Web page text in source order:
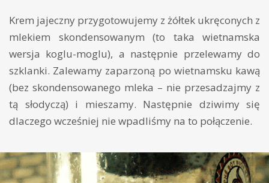
Krem jajeczny przygotowujemy z żółtek ukręconych z
mlekiem skondensowanym (to taka wietnamska
wersja koglu-moglu), a następnie przelewamy do
szklanki. Zalewamy zaparzoną po wietnamsku kawą
(bez skondensowanego mleka – nie przesadzajmy z
tą słodyczą) i mieszamy. Następnie dziwimy się
dlaczego wcześniej nie wpadliśmy na to połączenie.